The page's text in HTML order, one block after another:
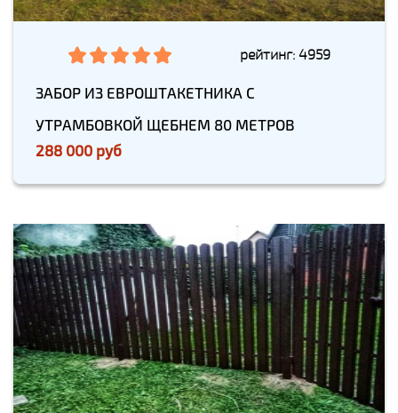
рейтинг: 4959
ЗАБОР ИЗ ЕВРОШТАКЕТНИКА С
УТРАМБОВКОЙ ЩЕБНЕМ 80 МЕТРОВ
288 000 руб